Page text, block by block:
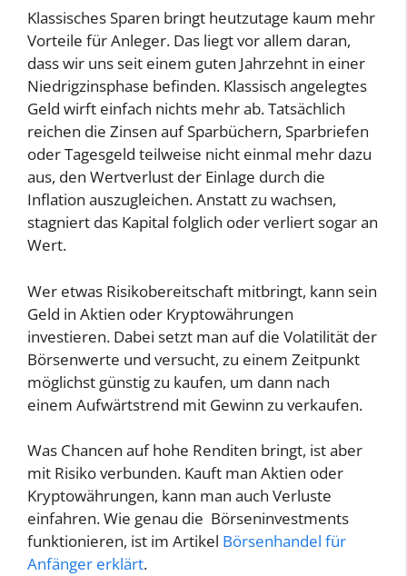
Klassisches Sparen bringt heutzutage kaum mehr
Vorteile für Anleger. Das liegt vor allem daran,
dass wir uns seit einem guten Jahrzehnt in einer
Niedrigzinsphase befinden. Klassisch angelegtes
Geld wirft einfach nichts mehr ab. Tatsächlich
reichen die Zinsen auf Sparbüchern, Sparbriefen
oder Tagesgeld teilweise nicht einmal mehr dazu
aus, den Wertverlust der Einlage durch die
Inflation auszugleichen. Anstatt zu wachsen,
stagniert das Kapital folglich oder verliert sogar an
Wert.
Wer etwas Risikobereitschaft mitbringt, kann sein
Geld in Aktien oder Kryptowährungen
investieren. Dabei setzt man auf die Volatilität der
Börsenwerte und versucht, zu einem Zeitpunkt
möglichst günstig zu kaufen, um dann nach
einem Aufwärtstrend mit Gewinn zu verkaufen.
Was Chancen auf hohe Renditen bringt, ist aber
mit Risiko verbunden. Kauft man Aktien oder
Kryptowährungen, kann man auch Verluste
einfahren. Wie genau die Börseninvestments
funktionieren, ist im Artikel Börsenhandel für
Anfänger erklärt.